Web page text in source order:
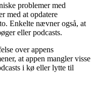
problemer med
med at opdatere
Enkelte nævner også, at
eller podcasts.
over appens
at appen mangler visse
i kø eller lytte til